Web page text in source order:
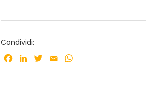
Condividi:
Facebook
LinkedInTwitter
Email